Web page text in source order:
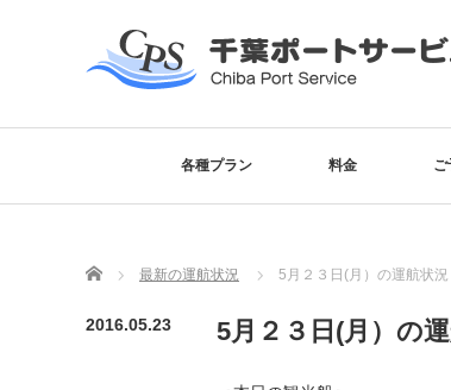
各種プラン 料金 ご
Home 最新の運航状況 5月２３日(月）の運航状況
2016.05.23 5月２３日(月）の